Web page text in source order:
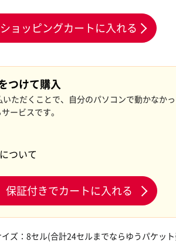
ショッピングカートに入れる
つけて購入
ただくことで、自分のパソコンで動かなか
ービスです。
ついて
保証付きでカートに入れる
ズ：8セル(合計24セルまでならゆうパケッ